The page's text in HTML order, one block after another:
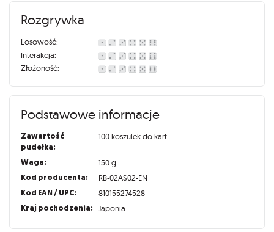
Rozgrywka
Losowość:
Interakcja:
Złożoność:
Podstawowe informacje
Zawartość
pudełka:
100 koszulek do kart
Waga: 150 g
Kod producenta: RB-02AS02-EN
Kod EAN / UPC: 810155274528
Kraj pochodzenia: Japonia